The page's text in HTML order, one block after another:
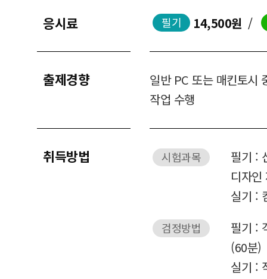
응시료 필기 14,500원 /
출제경향
일반 PC 또는 매킨토시
작업 수행
취득방법 시험과목
필기 :
디자인
실기 :
검정방법
필기 :
(60분)
실기 :